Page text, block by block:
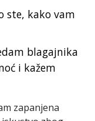
ste, kako vam
blagajnika
i kažem
zapanjena